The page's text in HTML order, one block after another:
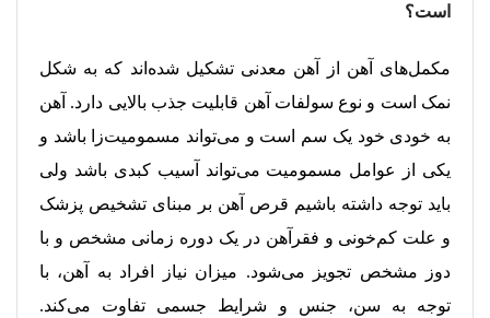
است؟
مکمل‌های آهن از آهن معدنی تشکیل شده‌اند که به شکل
نمک است و نوع سولفات آهن قابلیت جذب بالایی دارد. آهن
به خودی خود یک سم است و می‌تواند مسمومیت‌زا باشد و
یکی از عوامل مسمومیت می‌تواند آسیب کبدی باشد ولی
باید توجه داشته باشیم قرص آهن بر مبنای تشخیص پزشک
و علت کم‌خونی و فقرآهن در یک دوره زمانی مشخص و با
دوز مشخص تجویز می‌شود. میزان نیاز افراد به آهن، با
توجه به سن، جنس و شرایط جسمی تفاوت می‌کند.